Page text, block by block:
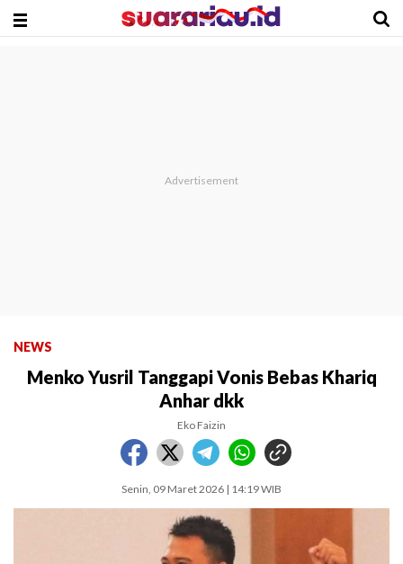
NEWS
Menko Yusril Tanggapi Vonis Bebas Khariq
Anhar dkk
Eko Faizin
Senin, 09 Maret 2026 | 14:19 WIB